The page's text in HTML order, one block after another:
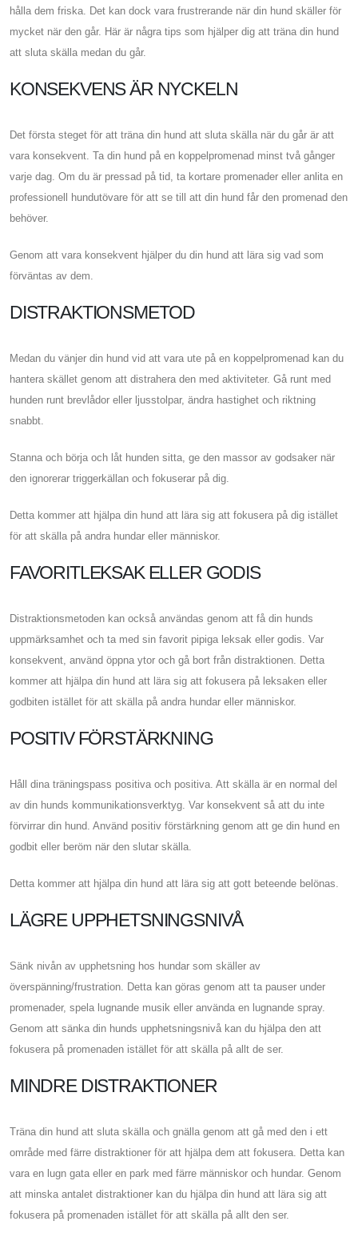
hålla dem friska. Det kan dock vara frustrerande när din hund skäller för
mycket när den går. Här är några tips som hjälper dig att träna din hund
att sluta skälla medan du går.
KONSEKVENS ÄR NYCKELN
Det första steget för att träna din hund att sluta skälla när du går är att
vara konsekvent. Ta din hund på en koppelpromenad minst två gånger
varje dag. Om du är pressad på tid, ta kortare promenader eller anlita en
professionell hundutövare för att se till att din hund får den promenad den
behöver.
Genom att vara konsekvent hjälper du din hund att lära sig vad som
förväntas av dem.
DISTRAKTIONSMETOD
Medan du vänjer din hund vid att vara ute på en koppelpromenad kan du
hantera skället genom att distrahera den med aktiviteter. Gå runt med
hunden runt brevlådor eller ljusstolpar, ändra hastighet och riktning
snabbt.
Stanna och börja och låt hunden sitta, ge den massor av godsaker när
den ignorerar triggerkällan och fokuserar på dig.
Detta kommer att hjälpa din hund att lära sig att fokusera på dig istället
för att skälla på andra hundar eller människor.
FAVORITLEKSAK ELLER GODIS
Distraktionsmetoden kan också användas genom att få din hunds
uppmärksamhet och ta med sin favorit pipiga leksak eller godis. Var
konsekvent, använd öppna ytor och gå bort från distraktionen. Detta
kommer att hjälpa din hund att lära sig att fokusera på leksaken eller
godbiten istället för att skälla på andra hundar eller människor.
POSITIV FÖRSTÄRKNING
Håll dina träningspass positiva och positiva. Att skälla är en normal del
av din hunds kommunikationsverktyg. Var konsekvent så att du inte
förvirrar din hund. Använd positiv förstärkning genom att ge din hund en
godbit eller beröm när den slutar skälla.
Detta kommer att hjälpa din hund att lära sig att gott beteende belönas.
LÄGRE UPPHETSNINGSNIVÅ
Sänk nivån av upphetsning hos hundar som skäller av
överspänning/frustration. Detta kan göras genom att ta pauser under
promenader, spela lugnande musik eller använda en lugnande spray.
Genom att sänka din hunds upphetsningsnivå kan du hjälpa den att
fokusera på promenaden istället för att skälla på allt de ser.
MINDRE DISTRAKTIONER
Träna din hund att sluta skälla och gnälla genom att gå med den i ett
område med färre distraktioner för att hjälpa dem att fokusera. Detta kan
vara en lugn gata eller en park med färre människor och hundar. Genom
att minska antalet distraktioner kan du hjälpa din hund att lära sig att
fokusera på promenaden istället för att skälla på allt den ser.